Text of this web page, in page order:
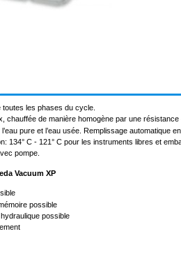
toutes les phases du cycle.
chauffée de manière homogène par une résistance
pure et l’eau usée. Remplissage automatique en
134° C - 121° C pour les instruments libres et
pompe.
Vacuum XP
possible
possible